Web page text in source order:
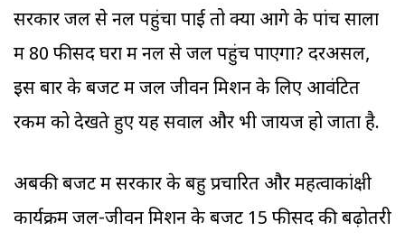
सरकार जल से नल पहुंचा पाई तो क्या आगे के पांच सालों
में 80 फीसद घरों में नल से जल पहुंच पाएगा? दरअसल,
इस बार के बजट में जल जीवन मिशन के लिए आवंटित
रकम को देखते हुए यह सवाल और भी जायज हो जाता है.
अबकी बजट में सरकार के बहु प्रचारित और महत्वाकांक्षी
कार्यक्रम जल-जीवन मिशन के बजट 15 फीसद की बढ़ोतरी